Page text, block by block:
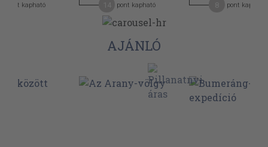
pont kapható pont kapható pont kapható
AJÁNLÓ